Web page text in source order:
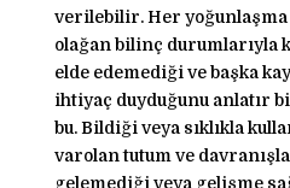
verilebilir. Her yoğunlaşma
olağan bilinç durumlarıyla
elde edemediği ve başka
ihtiyaç duyduğunu anlatır
bu. Bildiği veya sıklıkla
varolan tutum ve
gelemediği veya gelişme